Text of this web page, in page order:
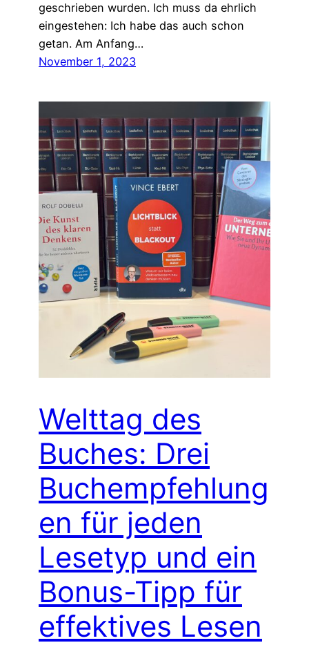
geschrieben wurden. Ich muss da ehrlich
eingestehen: Ich habe das auch schon
getan. Am Anfang…
November 1, 2023
Welttag des
Buches: Drei
Buchempfehlung
en für jeden
Lesetyp und ein
Bonus-Tipp für
effektives Lesen